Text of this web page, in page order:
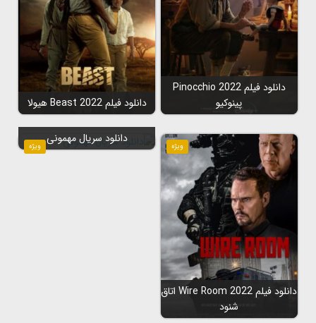
دانلود فیلم Pinocchio 2022
پینوکیو
دانلود فیلم Beast 2022 هیولا
ویژه
دانلود فیلم Wire Room 2022 اتاق
شنود
ویژه
دانلود سریال مهمونی